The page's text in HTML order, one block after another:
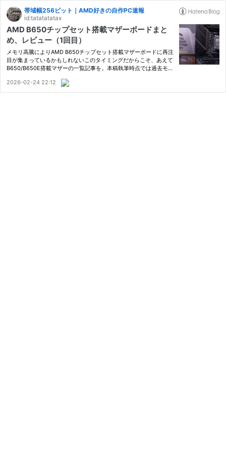
帯域幅256ビット｜AMD好きの自作PC速報
id:tatatatatax
AMD B650チップセット搭載マザーボードまと
め、レビュー（1回目）
メモリ高騰によりAMD B650チップセット搭載マザーボードに再注
目が集まっているかもしれないこのタイミングだからこそ、あえて
B650/B650E搭載マザーの一覧記事を。本稿執筆時点では過去モデ
記事を参考に各モデルの特徴をチェックしてみよう、という記事1
回目。…
2026-02-24 22:12